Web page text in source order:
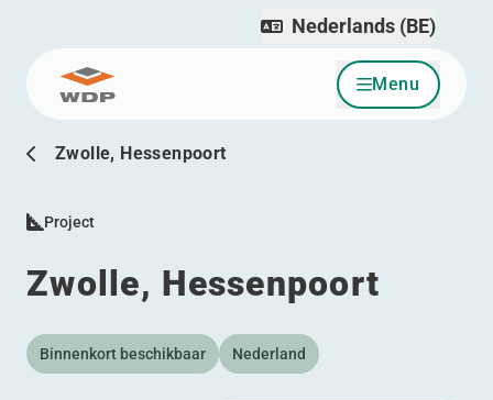
Ga naar inhoud Menu
Nederlands (BE)
Zwolle, Hessenpoort
Project
Zwolle, Hessenpoort
Binnenkort beschikbaar Nederland